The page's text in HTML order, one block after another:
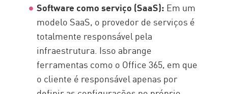
Software como serviço (SaaS): Em um
modelo SaaS, o provedor de serviços é
totalmente responsável pela
infraestrutura. Isso abrange
ferramentas como o Office 365, em que
o cliente é responsável apenas por